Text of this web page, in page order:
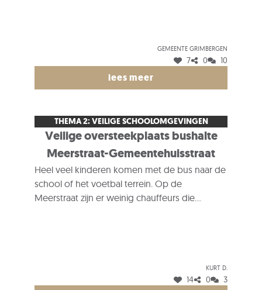
akkoord zijn met het mobiliteitsplan in hun
GEMEENTE GRIMBERGEN
7 0 10
lees meer
THEMA 2: VEILIGE SCHOOLOMGEVINGEN
Veilige oversteekplaats bushalte
Meerstraat-Gemeentehuisstraat
Heel veel kinderen komen met de bus naar de
school of het voetbal terrein. Op de
Meerstraat zijn er weinig chauffeurs die
Kurt D.
14 0 3